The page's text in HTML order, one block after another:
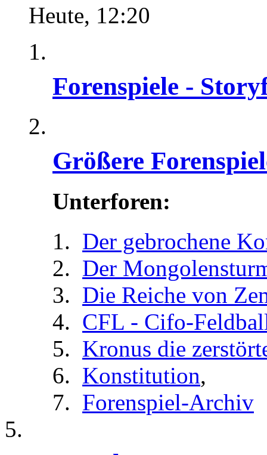
Heute, 12:20
Forenspiele -
Größere
Unterforen:
Der gebrochene
Der
Die Reiche von
CFL - Cifo-
Kronus die
Konstitution,
Forenspiel-Archiv